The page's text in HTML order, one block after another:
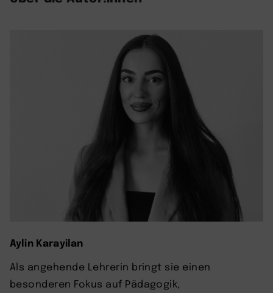
Aylin Karayilan
Als angehende Lehrerin bringt sie einen
besonderen Fokus auf Pädagogik,